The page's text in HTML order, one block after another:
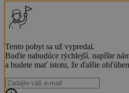
Tento pobyt sa už vypredal.
Buďte nabudúce rýchlejší, napíšte
a budete mať istotu, že ďalšie